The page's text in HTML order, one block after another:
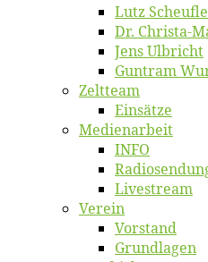
Lutz
Dr. Chris­­ta-
Jens Ulb­richt
Gun­tram
Zelt­team
Ein­sät­ze
Me­di­en­ar­beit
INFO
Live­stream
Ver­ein
Vor­stand
Grund­la­gen